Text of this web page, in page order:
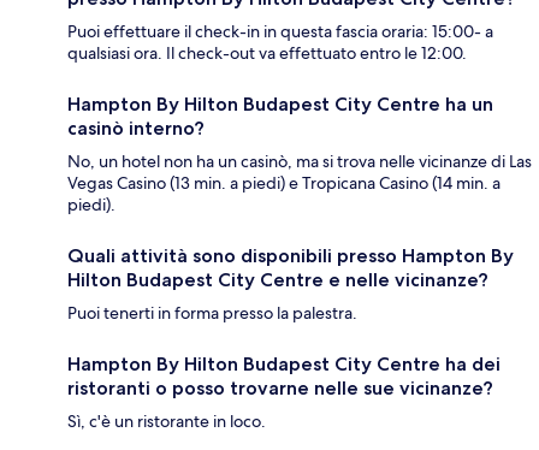
Puoi effettuare il check-in in questa fascia oraria: 15:00- a
qualsiasi ora. Il check-out va effettuato entro le 12:00.
Hampton By Hilton Budapest City Centre ha un
casinò interno?
No, un hotel non ha un casinò, ma si trova nelle vicinanze di Las
Vegas Casino (13 min. a piedi) e Tropicana Casino (14 min. a
piedi).
Quali attività sono disponibili presso Hampton By
Hilton Budapest City Centre e nelle vicinanze?
Puoi tenerti in forma presso la palestra.
Hampton By Hilton Budapest City Centre ha dei
ristoranti o posso trovarne nelle sue vicinanze?
Sì, c'è un ristorante in loco.